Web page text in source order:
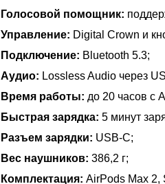
Голосовой помощник:
Управление: Digital Crown и
Подключение: Bluetooth 5.3;
Аудио: Lossless Audio через
Время работы: до 20 часов с
Быстрая зарядка: 5 минут
Разъем зарядки: USB-C;
Вес наушников: 386,2 г;
Комплектация: AirPods Max 2,